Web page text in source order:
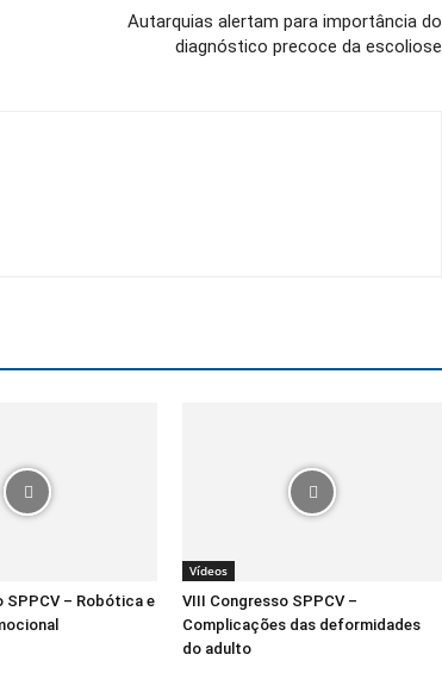
Autarquias alertam para importância do
diagnóstico precoce da escoliose
SPPCV – Robótica e
Vídeos
VIII Congresso SPPCV –
Complicações das deformidades
do adulto